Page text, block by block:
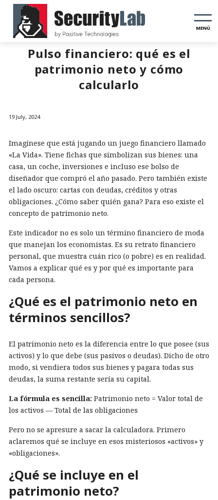
MENÚ
Pulso financiero: qué es el
patrimonio neto y cómo
calcularlo
19 July, 2024
Imagínese que está jugando un juego financiero llamado
«La Vida». Tiene fichas que simbolizan sus bienes: una
casa, un coche, inversiones e incluso ese bolso de
diseñador que compró el año pasado. Pero también existe
el lado oscuro: cartas con deudas, créditos y otras
obligaciones. ¿Cómo saber quién gana? Para eso existe el
concepto de patrimonio neto.
Este indicador no es solo un término financiero de moda
que manejan los economistas. Es su retrato financiero
personal, que muestra cuán rico (o pobre) es en realidad.
Vamos a explicar qué es y por qué es importante para
cada persona.
¿Qué es el patrimonio neto en
términos sencillos?
El patrimonio neto es la diferencia entre lo que posee (sus
activos) y lo que debe (sus pasivos o deudas). Dicho de otro
modo, si vendiera todos sus bienes y pagara todas sus
deudas, la suma restante sería su capital.
La fórmula es sencilla: Patrimonio neto = Valor total de
los activos — Total de las obligaciones
Pero no se apresure a sacar la calculadora. Primero
aclaremos qué se incluye en esos misteriosos «activos» y
«obligaciones».
¿Qué se incluye en el
patrimonio neto?